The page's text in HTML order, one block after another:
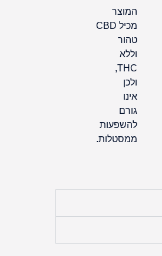
המוצר
מכיל CBD
טהור
וללא
ולכן
אינו
גורם
להשפעות
ממסטלות.